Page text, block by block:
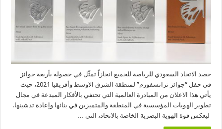
حصد الاتحاد السعودي للرياضة للجميع انجازاً تمثّل في حصوله بأربعة جوائز
في حفل “جوائز ترانسفورم” لمنطقة الشرق الاوسط وأفريقيا 2021، حيث
يأتي هذا الاعلان من المبادرة العالمية التي تحتفي بالأفكار المبدعة في مجال
تطوير الهويات المؤسسية في المنطقة والمتميزين في بنائها وإعادة تدشينها.
ليعكس قوة الهوية البصرية الخاصة بالاتحاد، التي …